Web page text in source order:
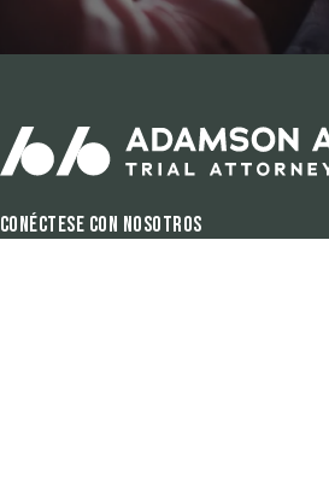
Conéctese con nosotros